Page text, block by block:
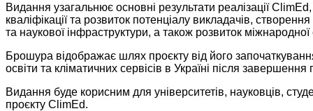
Видання узагальнює основні результати реалізації
кваліфікації та розвиток потенціалу викладачів,
та наукової інфраструктури, а також розвиток
Брошура відображає шлях проєкту від його
освіти та кліматичних сервісів в Україні після завершення
Видання буде корисним для університетів, науковців,
проєкту ClimEd.